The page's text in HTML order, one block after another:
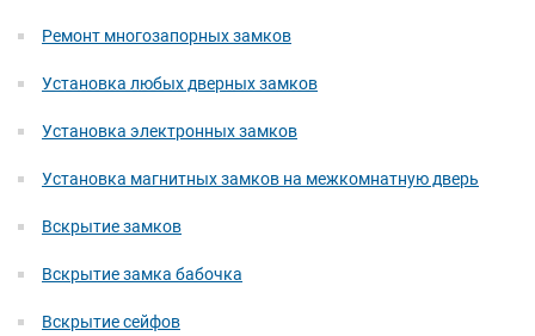
Ремонт многозапорных замков
Установка любых дверных замков
Установка электронных замков
Установка магнитных замков на межкомнатную дверь
Вскрытие замков
Вскрытие замка бабочка
Вскрытие сейфов